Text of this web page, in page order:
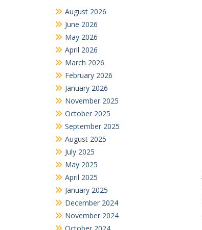
August 2026
June 2026
May 2026
April 2026
March 2026
February 2026
January 2026
November 2025
October 2025
September 2025
August 2025
July 2025
May 2025
April 2025
January 2025
December 2024
November 2024
October 2024